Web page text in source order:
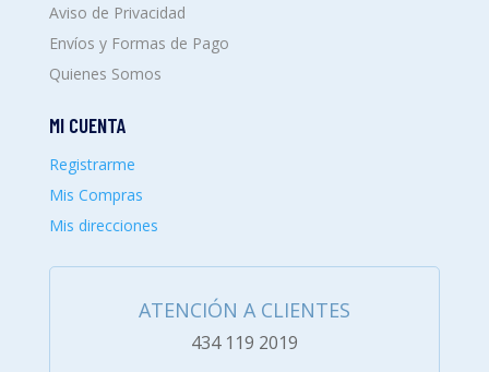
Aviso de Privacidad
Envíos y Formas de Pago
Quienes Somos
MI CUENTA
Registrarme
Mis Compras
Mis direcciones
ATENCIÓN A CLIENTES
434 119 2019